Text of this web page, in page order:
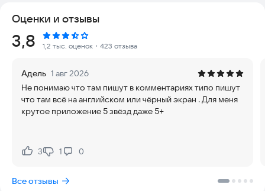
уничтожить 26 видов зомби до того, как они пробьют вашу
В приложении доступны внутриигровые покупки, которые
если вы предпочитаете играть без дополнительных трат.
Пройдите все 50 уровней режима приключений в различных
условиях: днем, ночью, в тумане, в бассейне и на крыше.
Сражайтесь с разнообразными противниками: зомби-
также другими 26 типами зомби. У каждого врага есть свои
Оценки и отзывы
Рейтинг:
3,8 1,2 тыс. оценок ・423 отзыва
Адель 1 авг 2026
Не понимаю что там пишут в комментариях типо пишут
что там всё на английском или чёрный экран . Для меня
крутое приложение 5 звёзд даже 5+
Нравится:
3Не нравится:
1 0
Все отзывы